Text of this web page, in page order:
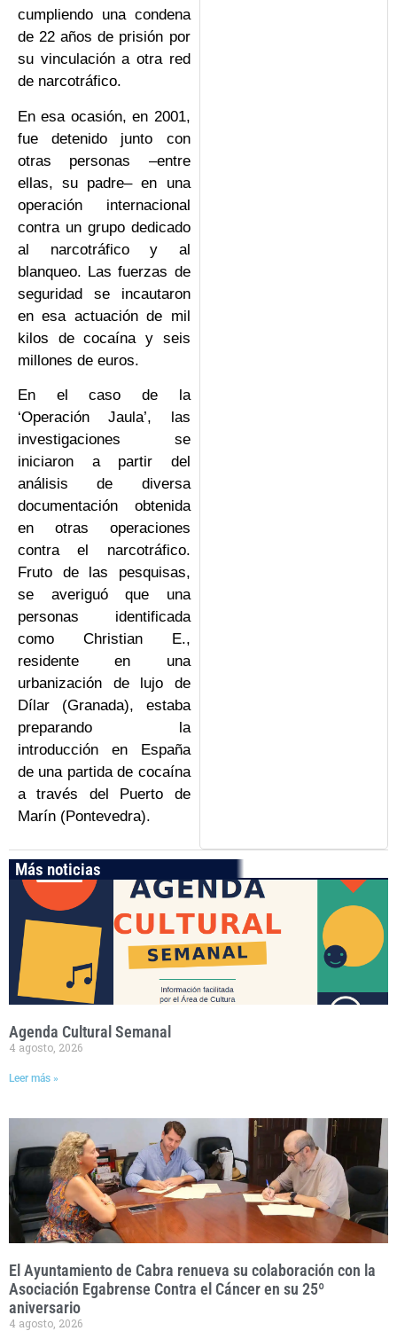
cumpliendo una condena
de 22 años de prisión por
su vinculación a otra red
de narcotráfico.
En esa ocasión, en 2001,
fue detenido junto con
otras personas –entre
ellas, su padre– en una
operación internacional
contra un grupo dedicado
al narcotráfico y al
blanqueo. Las fuerzas de
seguridad se incautaron
en esa actuación de mil
kilos de cocaína y seis
millones de euros.
En el caso de la
‘Operación Jaula’, las
investigaciones se
iniciaron a partir del
análisis de diversa
documentación obtenida
en otras operaciones
contra el narcotráfico.
Fruto de las pesquisas,
se averiguó que una
personas identificada
como Christian E.,
residente en una
urbanización de lujo de
Dílar (Granada), estaba
preparando la
introducción en España
de una partida de cocaína
a través del Puerto de
Marín (Pontevedra).
Más noticias
Agenda Cultural Semanal
4 agosto, 2026
Leer más »
El Ayuntamiento de Cabra renueva su colaboración con la
Asociación Egabrense Contra el Cáncer en su 25º
aniversario
4 agosto, 2026